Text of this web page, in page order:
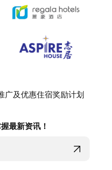
广及优惠住宿奖励计划
最新资讯！